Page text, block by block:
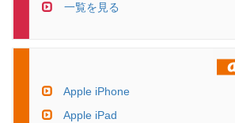
一覧を見る
Apple iPhone
Apple iPad